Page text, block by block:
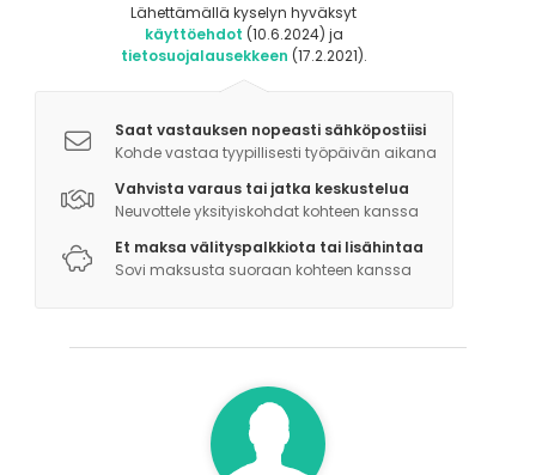
Lähettämällä kyselyn hyväksyt
käyttöehdot (10.6.2024) ja
tietosuojalausekkeen (17.2.2021).
Saat vastauksen nopeasti sähköpostiisi
Kohde vastaa tyypillisesti työpäivän aikana
Vahvista varaus tai jatka keskustelua
Neuvottele yksityiskohdat kohteen kanssa
Et maksa välityspalkkiota tai lisähintaa
Sovi maksusta suoraan kohteen kanssa